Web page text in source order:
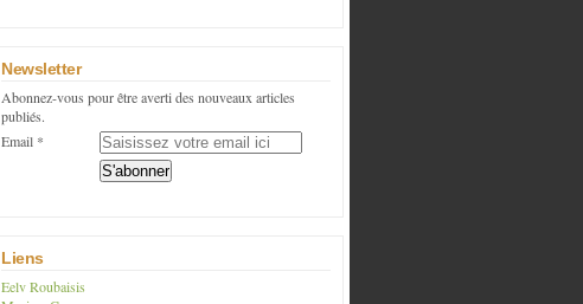
Newsletter
Abonnez-vous pour être averti des nouveaux articles
publiés.
Email
Liens
Eelv Roubaisis